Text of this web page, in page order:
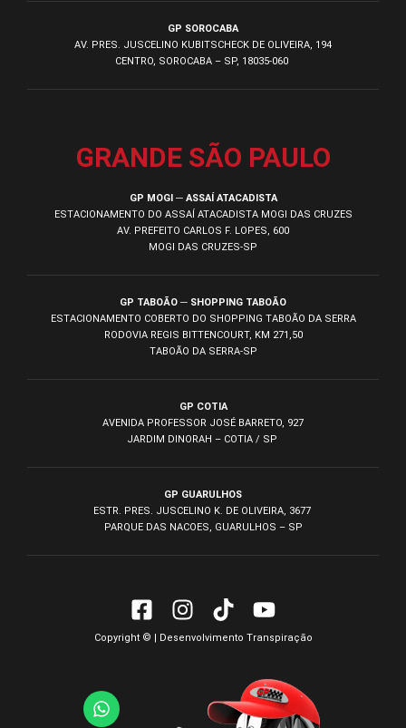
GP SOROCABA
AV. PRES. JUSCELINO KUBITSCHECK DE OLIVEIRA, 194
CENTRO, SOROCABA – SP, 18035-060
GRANDE SÃO PAULO
GP MOGI ─ ASSAÍ ATACADISTA
ESTACIONAMENTO DO ASSAÍ ATACADISTA MOGI DAS CRUZES
AV. PREFEITO CARLOS F. LOPES, 600
MOGI DAS CRUZES-SP
GP TABOÃO ─ SHOPPING TABOÃO
ESTACIONAMENTO COBERTO DO SHOPPING TABOÃO DA SERRA
RODOVIA REGIS BITTENCOURT, KM 271,50
TABOÃO DA SERRA-SP
GP COTIA
AVENIDA PROFESSOR JOSÉ BARRETO, 927
JARDIM DINORAH – COTIA / SP
GP GUARULHOS
ESTR. PRES. JUSCELINO K. DE OLIVEIRA, 3677
PARQUE DAS NACOES, GUARULHOS – SP
Copyright © | Desenvolvimento Transpiração